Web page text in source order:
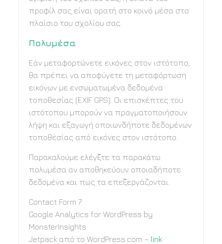
προφίλ σας είναι ορατή στο κοινό μέσα στο
πλαίσιο του σχολίου σας.
Πολυμέσα
Εάν μεταφορτώνετε εικόνες στον ιστότοπο,
θα πρέπει να αποφύγετε τη μεταφόρτωση
εικόνων με ενσωματωμένα δεδομένα
τοποθεσίας (EXIF GPS). Οι επισκέπτες του
ιστότοπου μπορούν να πραγματοποιήσουν
λήψη και εξαγωγή οποιωνδήποτε δεδομένων
τοποθεσίας από εικόνες στον ιστότοπο.
Παρακαλούμε ελέγξτε τα παρακάτω
πολυμέσα αν αποθηκεύουν οποιαδήποτε
δεδομένα και πως τα επεξεργάζονται.
Contact Form 7
Google Analytics for WordPress by
MonsterInsights
Jetpack από το WordPress.com – link